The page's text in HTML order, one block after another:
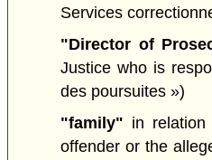
Services
"Director of
Justice who is
des poursuites »)
"family" in
offender or the